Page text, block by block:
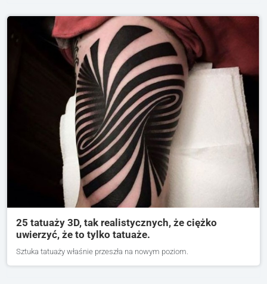
25 tatuaży 3D, tak realistycznych, że ciężko
uwierzyć, że to tylko tatuaże.
Sztuka tatuaży właśnie przeszła na nowym poziom.